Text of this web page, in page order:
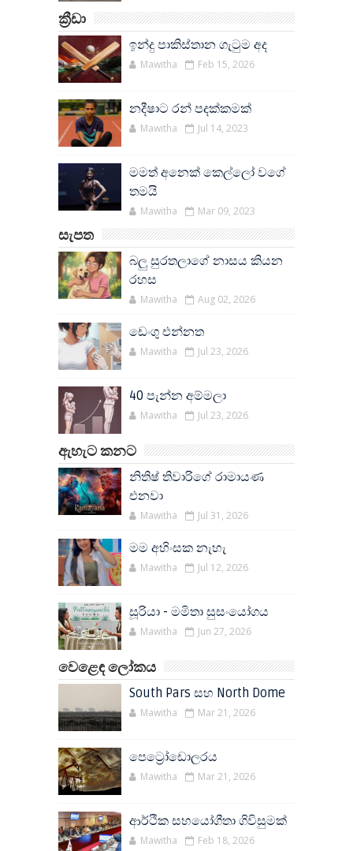
ක්‍රීඩා
ඉන්දු පාකිස්තාන ගැටුම අද
Mawitha Feb 15, 2026
නදීෂාට රන් පදක්කමක්
Mawitha Jul 14, 2023
මමත් අනෙක් කෙල්ලෝ වගේ
තමයි
Mawitha Mar 09, 2023
සැපත
බලු සුරතලාගේ නාසය කියන
රහස
Mawitha Aug 02, 2026
ඩෙංගු එන්නත
Mawitha Jul 23, 2026
40 පැන්න අම්මලා
Mawitha Jul 23, 2026
ඇහැට කනට
නිතිෂ් තිවාරිගේ රාමායණ
එනවා
Mawitha Jul 31, 2026
මම අහිංසක නැහැ
Mawitha Jul 12, 2026
සූරියා - මමිතා සුසංයෝගය
Mawitha Jun 27, 2026
වෙළෙඳ ලෝකය
South Pars සහ North Dome
Mawitha Mar 21, 2026
පෙට්‍රෝඩොලරය
Mawitha Mar 21, 2026
ආර්ථික සහයෝගීතා ගිවිසුමක්
Mawitha Feb 18, 2026